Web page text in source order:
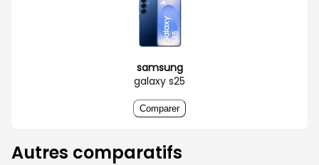
samsung
galaxy s25
Comparer
Autres comparatifs